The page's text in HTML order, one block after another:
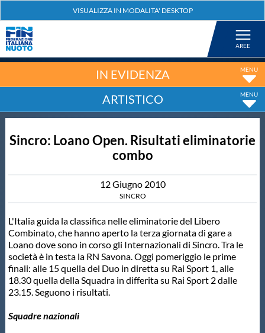
Nuoto
Tuffi
Salvamento
Master
Formazione
IN EVIDENZA
ARTISTICO
Sincro: Loano Open. Risultati eliminatorie
combo
12Giugno 2010
SINCRO
L'Italia guida la classifica nelle eliminatorie del Libero
Combinato, che hanno aperto la terza giornata di gare a
Loano dove sono in corso gli Internazionali di Sincro. Tra le
società è in testa la RN Savona. Oggi pomeriggio le prime
finali: alle 15 quella del Duo in diretta su Rai Sport 1, alle
18.30 quella della Squadra in differita su Rai Sport 2 dalle
23.15. Seguono i risultati.
Squadre nazionali